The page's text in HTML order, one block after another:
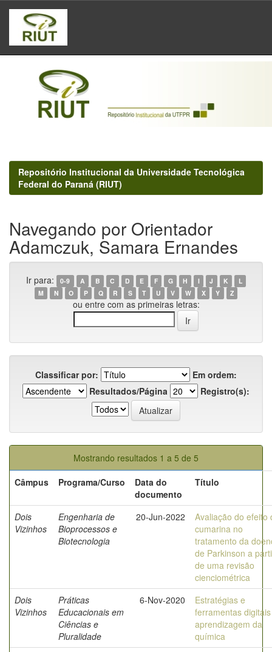
Skip
navigation
Repositório Institucional da Universidade Tecnológica
Federal do Paraná (RIUT)
Navegando por Orientador
Adamczuk, Samara Ernandes
Ir para: 0-9 A B C D E F G H I J K
L
M
N O P Q R S T U V W X Y Z
ou entre com as primeiras letras:
Classificar por:
Em ordem:
Resultados/Página
Registro(s):
Mostrando resultados 1 a 5 de 5
Câmpus
Programa/Curso
Data do
documento
Título
Dois
Vizinhos
Engenharia de
Bioprocessos e
Biotecnologia
20-Jun-2022
Avaliação do efeito
cumarina no
tratamento da
de Parkinson a
de uma revisão
cienciométrica
Dois
Vizinhos
Práticas
Educacionais em
Ciências e
Pluralidade
6-Nov-2020
Estratégias e
ferramentas
aprendizagem da
química